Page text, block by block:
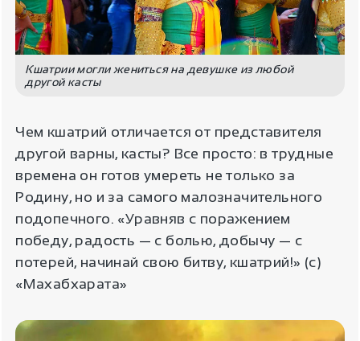
Кшатрии могли жениться на девушке из любой
другой касты
Чем кшатрий отличается от представителя
другой варны, касты? Все просто: в трудные
времена он готов умереть не только за
Родину, но и за самого малозначительного
подопечного. «Уравняв с поражением
победу, радость — с болью, добычу — с
потерей, начинай свою битву, кшатрий!» (с)
«Махабхарата»